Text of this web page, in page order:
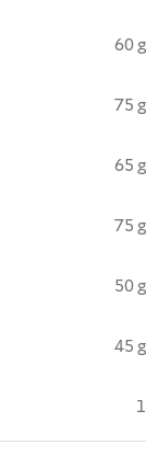
60 g
75 g
65 g
75 g
50 g
45 g
1